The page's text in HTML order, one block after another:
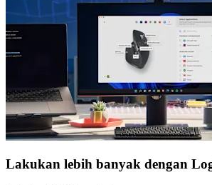
Lakukan lebih banyak dengan